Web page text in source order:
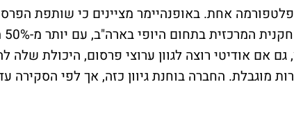
אחת. באופנהיימר מציינים כי שותפת
אם אודיטי רוצה לגוון ערוצי פרסום, היכולת שלה
מוגבלת. החברה בוחנת גיוון כזה, אך לפי הסקירה